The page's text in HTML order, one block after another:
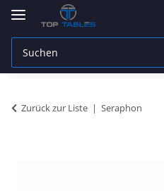
Zurück zur Liste Seraphon